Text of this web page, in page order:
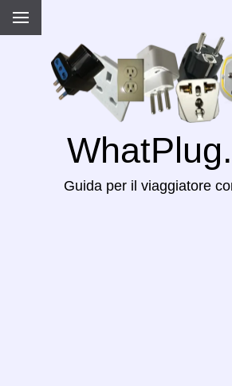
Guida per il viaggiatore